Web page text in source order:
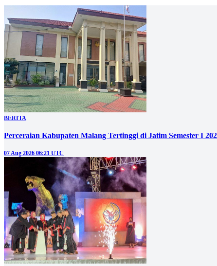
BERITA
Perceraian Kabupaten Malang Tertinggi di Jatim Semester I
07 Aug 2026 06:21 UTC